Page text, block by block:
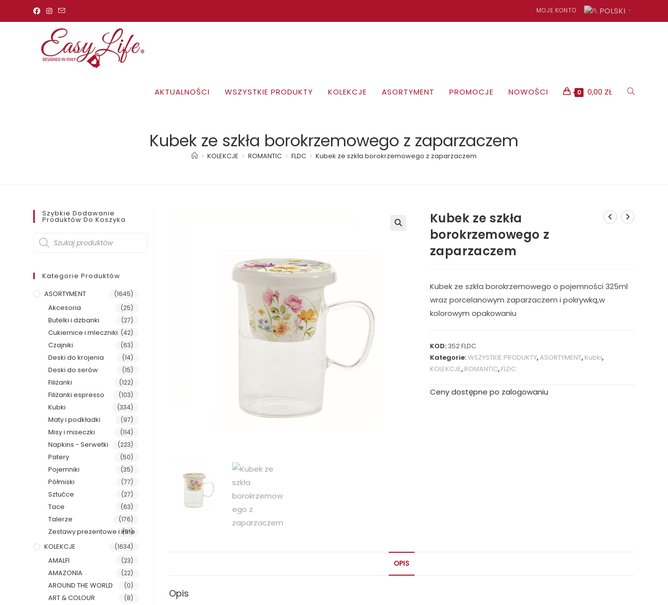
MOJE KONTO POLSKI ▼
AKTUALNOŚCI WSZYSTKIE PRODUKTY KOLEKCJE ASORTYMENT PROMOCJE NOWOŚCI 0 0,00 ZŁ TOGGLE
Kubek ze szkła borokrzemowego z zaparzaczem
> KOLEKCJE > ROMANTIC > FLDC > Kubek ze szkła borokrzemowego z zaparzaczem
Kubek ze szkła
borokrzemowego z
zaparzaczem
Kubek ze szkła borokrzemowego o pojemności 325ml
wraz porcelanowym zaparzaczem i pokrywką,w
kolorowym opakowaniu
KOD: 352 FLDC
Kategorie:WSZYSTKIE PRODUKTY,ASORTYMENT, Kubki,
KOLEKCJE, ROMANTIC, FLDC
Ceny dostępne po zalogowaniu
OPIS
Opis
Szybkie Dodawanie
Produktów Do Koszyka
Wyszukiwarka
produktów
Kategorie Produktów
ASORTYMENT
(1645)
Akcesoria (25)
Butelki i dzbanki (27)
Cukiernice i mleczniki (42)
Czajniki (63)
Deski do krojenia (14)
Deski do serów (15)
Filiżanki (122)
Filiżanki espresso (103)
Kubki (334)
Maty i podkładki (97)
Misy i miseczki (114)
Napkins - Serwetki (223)
Patery (50)
Pojemniki (35)
Półmiski (77)
Sztućce (27)
Tace (63)
Talerze (176)
Zestawy prezentowe i inne
(51)
KOLEKCJE (1634)
AMALFI (23)
AMAZONIA (22)
AROUND THE WORLD (0)
ART & COLOUR (8)